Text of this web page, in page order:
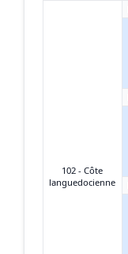
102 - Côte
languedocienne